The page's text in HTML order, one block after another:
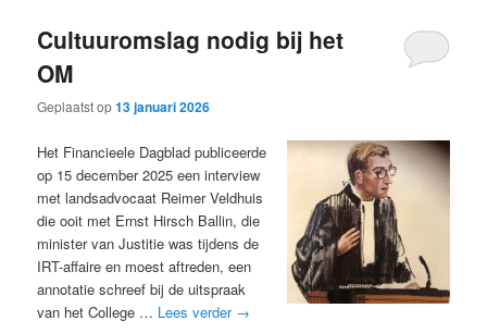
Cultuuromslag nodig bij het
OM
Geplaatst op13 januari 2026
Het Financieele Dagblad publiceerde
op 15 december 2025 een interview
met landsadvocaat Reimer Veldhuis
die ooit met Ernst Hirsch Ballin, die
minister van Justitie was tijdens de
IRT-affaire en moest aftreden, een
annotatie schreef bij de uitspraak
van het College … Lees verder →